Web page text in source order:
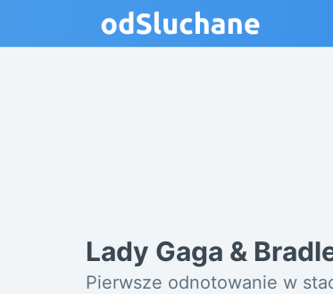
Lady Gaga &
Pierwsze odnotowanie w